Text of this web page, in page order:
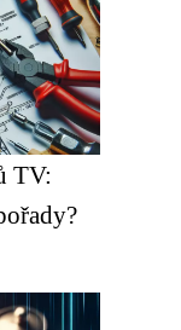
TV: